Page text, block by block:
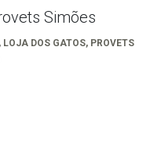
Simões
, LOJA DOS GATOS, PROVETS